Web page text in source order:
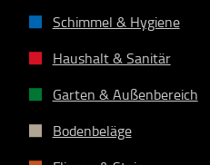
Schimmel & Hygiene
Haushalt & Sanitär
Garten & Außenbereich
Bodenbeläge